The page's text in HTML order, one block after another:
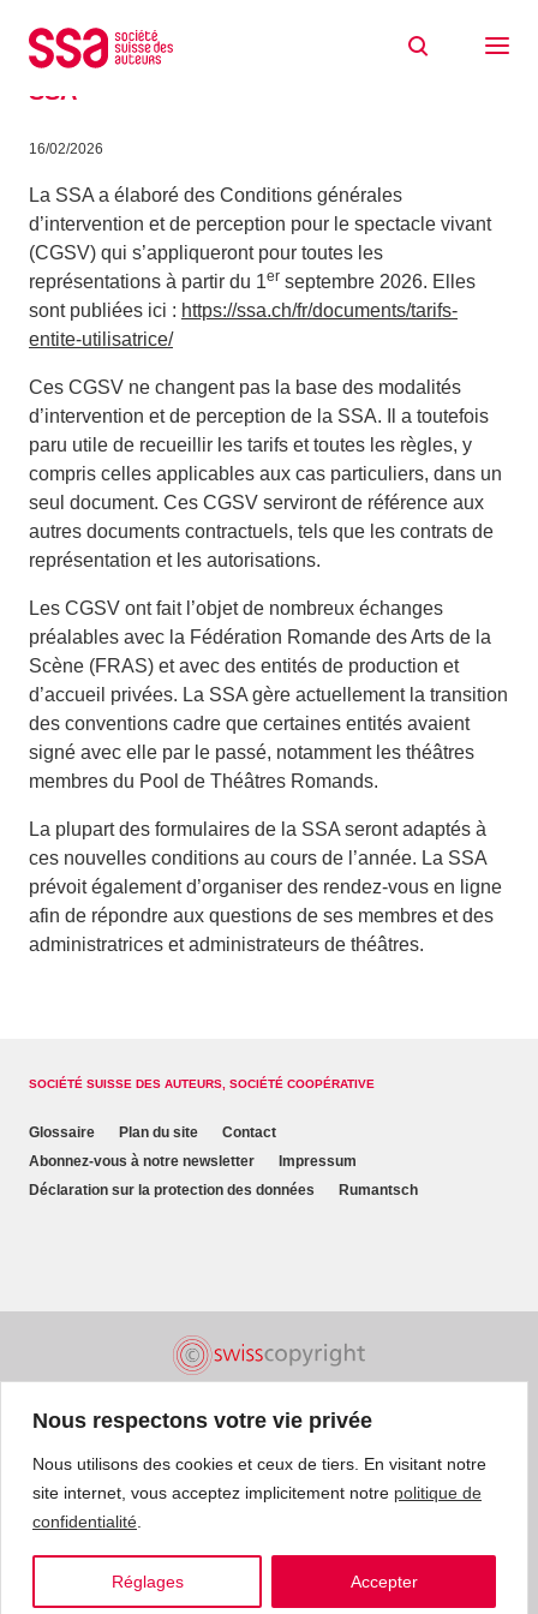
Nous respectons votre vie privée
Nous utilisons des cookies et ceux de tiers. En visitant notre
site internet, vous acceptez implicitement notre politique de
confidentialité
Réglages Accepter
perception pour le spectacle vivant de la
SSA
16/02/2026
La SSA a élaboré des Conditions générales
d’intervention et de perception pour le spectacle vivant
(CGSV) qui s’appliqueront pour toutes les
représentations à partir du 1er septembre 2026. Elles
sont publiées ici : https://ssa.ch/fr/documents/tarifs-
entite-utilisatrice/
Ces CGSV ne changent pas la base des modalités
d’intervention et de perception de la SSA. Il a toutefois
paru utile de recueillir les tarifs et toutes les règles, y
compris celles applicables aux cas particuliers, dans un
seul document. Ces CGSV serviront de référence aux
autres documents contractuels, tels que les contrats de
représentation et les autorisations.
Les CGSV ont fait l’objet de nombreux échanges
préalables avec la Fédération Romande des Arts de la
Scène (FRAS) et avec des entités de production et
d’accueil privées. La SSA gère actuellement la transition
des conventions cadre que certaines entités avaient
signé avec elle par le passé, notamment les théâtres
membres du Pool de Théâtres Romands.
La plupart des formulaires de la SSA seront adaptés à
ces nouvelles conditions au cours de l’année. La SSA
prévoit également d’organiser des rendez-vous en ligne
afin de répondre aux questions de ses membres et des
administratrices et administrateurs de théâtres.
SOCIÉTÉ SUISSE DES AUTEURS, SOCIÉTÉ COOPÉRATIVE
Glossaire Plan du site
Contact
Abonnez-vous à notre newsletter
Impressum
Déclaration sur la protection des données
Rumantsch